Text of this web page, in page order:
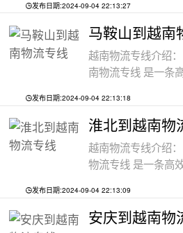
发布日期:2024-09-04 22:13:27
马鞍山到越南
越南物流专线介绍
南物流专线 是一条
发布日期:2024-09-04 22:13:18
淮北到越南物
越南物流专线介绍
物流专线 是一条高
发布日期:2024-09-04 22:13:09
安庆到越南物